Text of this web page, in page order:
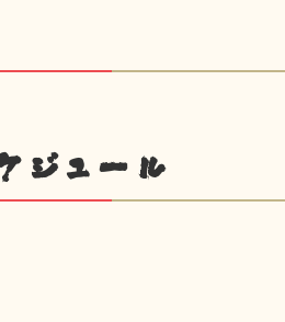
ジュール